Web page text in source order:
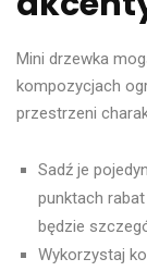
Mini drzewka
kompozycjach
przestrzeni
Sadź je
punktach
będzie
Wykorzystaj